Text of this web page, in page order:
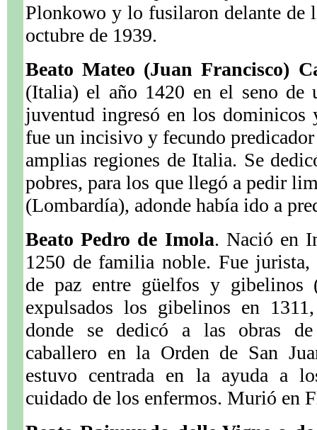
Plonkowo y lo fusilaron delante de
octubre de 1939.
Beato Mateo (Juan Francisco)
(Italia) el año 1420 en el seno de
juventud ingresó en los dominicos
fue un incisivo y fecundo
amplias regiones de Italia. Se
pobres, para los que llegó a pedir
(Lombardía), adonde había ido a
Beato Pedro de Imola. Nació en
1250 de familia noble. Fue jurista,
de paz entre güelfos y
expulsados los gibelinos en
donde se dedicó a las obras
caballero en la Orden de San
estuvo centrada en la ayuda a
cuidado de los enfermos. Murió en